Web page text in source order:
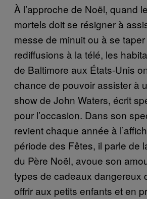
À l’approche de Noël, quand
mortels doit se résigner à
messe de minuit ou à se
rediffusions à la télé, les
de Baltimore aux États-Unis
chance de pouvoir assister à
show de John Waters, écrit
pour l’occasion. Dans son
revient chaque année à
période des Fêtes, il parle de
du Père Noël, avoue son
types de cadeaux dangereux
offrir aux petits enfants et en